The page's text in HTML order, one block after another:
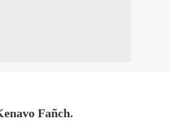
Fañch.